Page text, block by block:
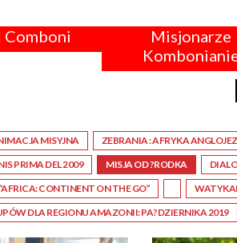
Comboni
Misjonarze
MISYJNA ZEBRANIA : AFRYKA
PRIMA DEL 2009
MISJA OD ?RODKA
CONTINENT ON THE GO”
DLA REGIONU AMAZONII: PA?DZIERNIKA 2019